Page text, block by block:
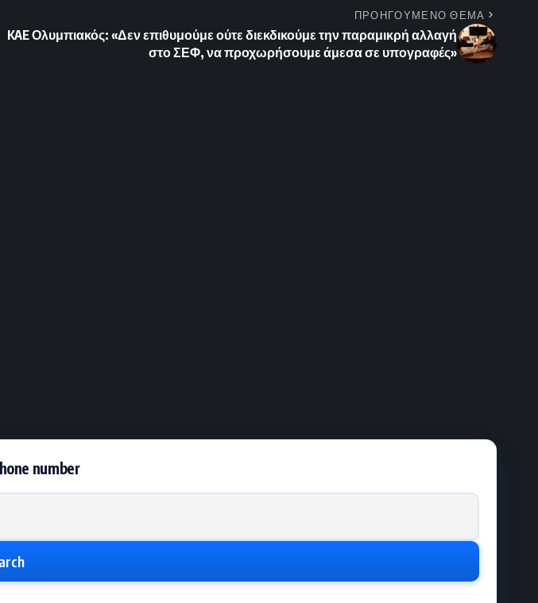
ΠΡΟΗΓΟΥΜΕΝΟ ΘΕΜΑ
KAE Ολυμπιακός: «Δεν επιθυμούμε ούτε διεκδικούμε την παραμικρή αλλαγή
στο ΣΕΦ, να προχωρήσουμε άμεσα σε υπογραφές»
number